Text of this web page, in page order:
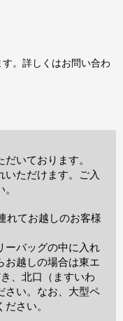
。詳しくはお問い合わ
いております。
いただけます。ご入
れてお越しのお客様
ーバッグの中に入れ
お越しの場合は東エ
、北口（ますいわ
い。なお、大型ペ
さい。